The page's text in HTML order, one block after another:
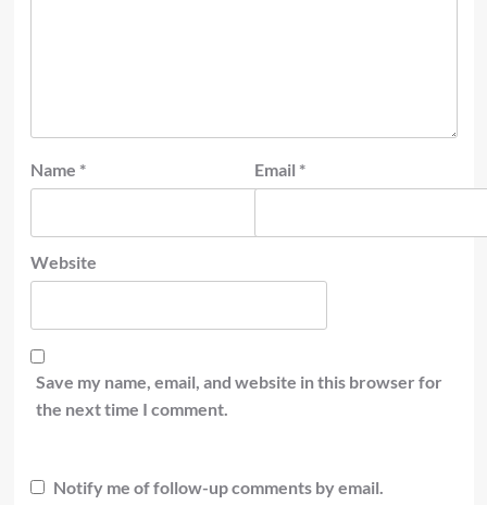
Name * Email *
Website
Save my name, email, and website in this browser for
the next time I comment.
Notify me of follow-up comments by email.